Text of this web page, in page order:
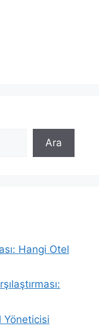
Ara
Hangi Otel
Yöneticisi